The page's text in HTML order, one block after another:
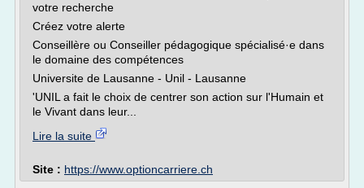
votre recherche
Créez votre alerte
Conseillère ou Conseiller pédagogique spécialisé·e dans
le domaine des compétences
Universite de Lausanne - Unil - Lausanne
'UNIL a fait le choix de centrer son action sur l'Humain et
le Vivant dans leur...
Lire la suite
Site : https://www.optioncarriere.ch